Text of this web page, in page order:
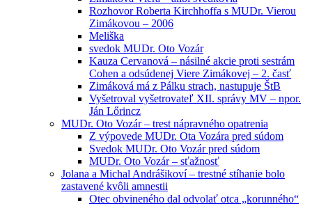
Rozhovor Roberta Kirchhoffa s MUDr. Vierou
Zimákovou – 2006
Meliška
svedok MUDr. Oto Vozár
Kauza Cervanová – násilné akcie proti sestrám
Cohen a odsúdenej Viere Zimákovej – 2. časť
Zimáková má z Pálku strach, nastupuje ŠtB
Vyšetroval vyšetrovateľ XII. správy MV – npor.
Ján Lőrincz
MUDr. Oto Vozár – trest nápravného opatrenia
Z výpovede MUDr. Ota Vozára pred súdom
Svedok MUDr. Oto Vozár pred súdom
MUDr. Oto Vozár – sťažnosť
Jolana a Michal Andrášikoví – trestné stíhanie bolo
zastavené kvôli amnestii
Otec obvineného dal odvolať otca „korunného“